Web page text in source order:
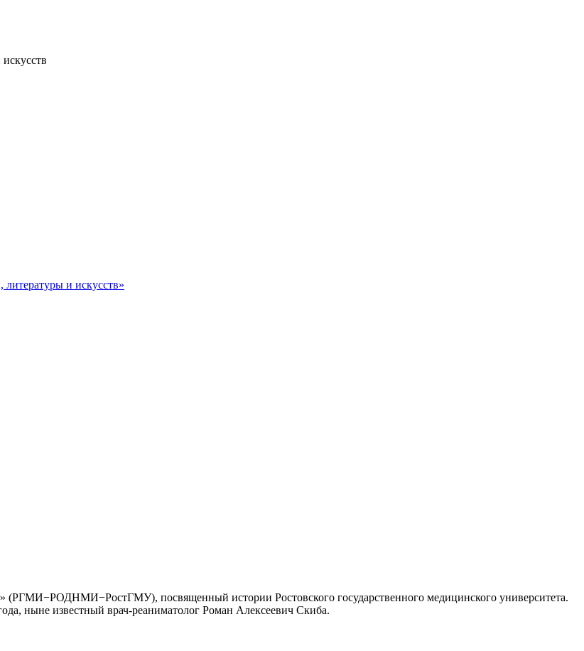
литературы и искусств»
(РГМИ−РОДНМИ−РостГМУ), посвященный истории Ростовского государственного медицинского университета.
ныне известный врач-реаниматолог Роман Алексеевич Скиба.